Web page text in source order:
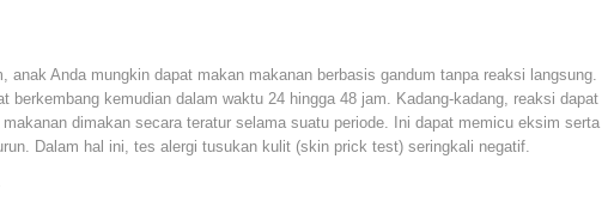
anak Anda mungkin dapat makan makanan berbasis gandum tanpa reaksi langsung.
berkembang kemudian dalam waktu 24 hingga 48 jam. Kadang-kadang, reaksi dapat
dimakan secara teratur selama suatu periode. Ini dapat memicu eksim serta
Dalam hal ini, tes alergi tusukan kulit (skin prick test) seringkali negatif.